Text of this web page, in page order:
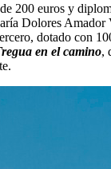
200 euros y
Dolores Amador
dotado con
en el camino,